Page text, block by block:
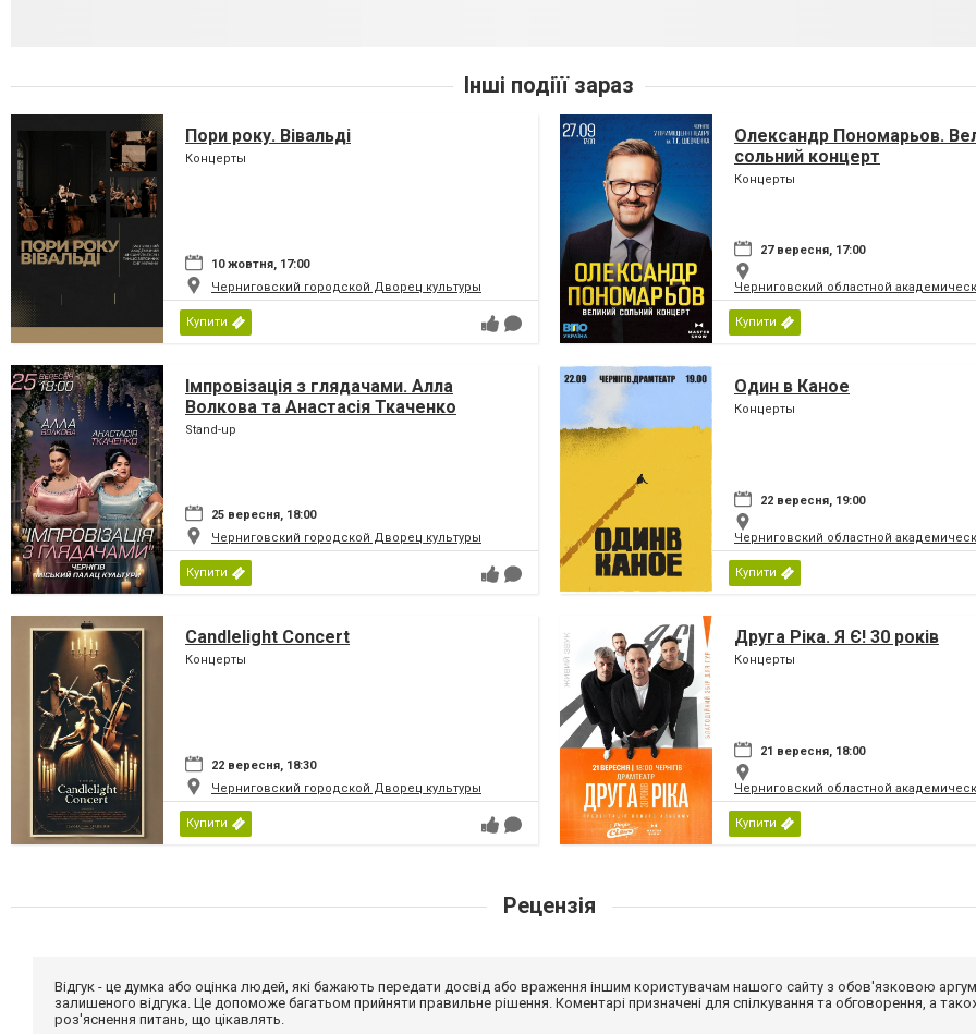
Інші подіїї зараз
Пори року. Вівальді
Концерты
10 жовтня, 17:00
Черниговский городской Дворец культуры
Купити
Олександр Пономарьов.
сольний концерт
Концерты
27 вересня, 17:00
Черниговский областной
Купити
Імпровізація з глядачами. Алла
Волкова та Анастасія Ткаченко
Stand-up
25 вересня, 18:00
Черниговский городской Дворец культуры
Купити
Один в Каное
Концерты
22 вересня, 19:00
Черниговский областной
Купити
Candlelight Concert
Концерты
22 вересня, 18:30
Черниговский городской Дворец культуры
Купити
Друга Ріка. Я Є! 30 років
Концерты
21 вересня, 18:00
Черниговский областной
Купити
Рецензія
Відгук - це думка або оцінка людей, які бажають передати досвід або враження іншим користувачам нашого сайту з обов'язковою
залишеного відгука. Це допоможе багатьом прийняти правильне рішення. Коментарі призначені для спілкування та обговорення, а
роз'яснення питань, що цікавлять.